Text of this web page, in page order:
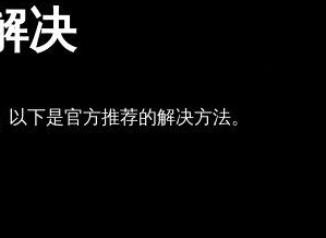
决
下是官方推荐的解决方法。